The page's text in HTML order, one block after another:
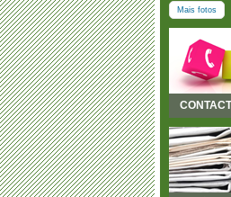
Mais fotos